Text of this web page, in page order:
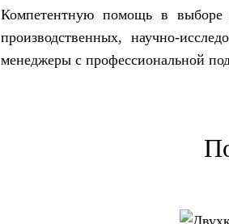
Компетентную помощь в выборе
производственных, научно-
менеджеры с профессиональной